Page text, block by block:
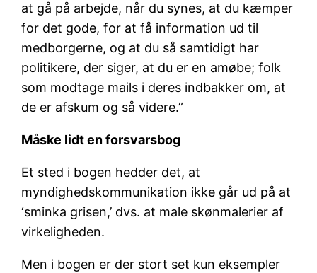
at gå på arbejde, når du synes, at du kæmper
for det gode, for at få information ud til
medborgerne, og at du så samtidigt har
politikere, der siger, at du er en amøbe; folk
som modtage mails i deres indbakker om, at
de er afskum og så videre.”
Måske lidt en forsvarsbog
Et sted i bogen hedder det, at
myndighedskommunikation ikke går ud på at
‘sminka grisen,’ dvs. at male skønmalerier af
virkeligheden.
Men i bogen er der stort set kun eksempler